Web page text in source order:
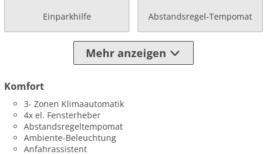
Einparkhilfe Abstandsregel-Tempomat
Mehr anzeigen
Komfort
3- Zonen Klimaautomatik
4x el. Fensterheber
Abstandsregeltempomat
Ambiente-Beleuchtung
Anfahrassistent